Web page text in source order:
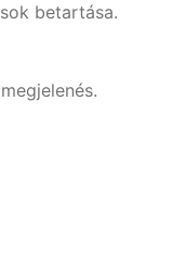
betartása.